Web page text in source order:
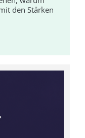
den Stärken